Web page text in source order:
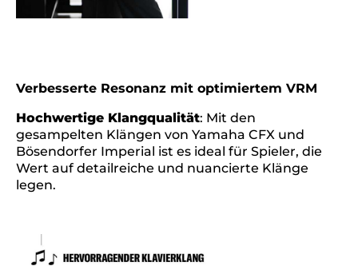
Verbesserte Resonanz mit optimiertem VRM
Hochwertige Klangqualität: Mit den
gesampelten Klängen von Yamaha CFX und
Bösendorfer Imperial ist es ideal für Spieler, die
Wert auf detailreiche und nuancierte Klänge
legen.